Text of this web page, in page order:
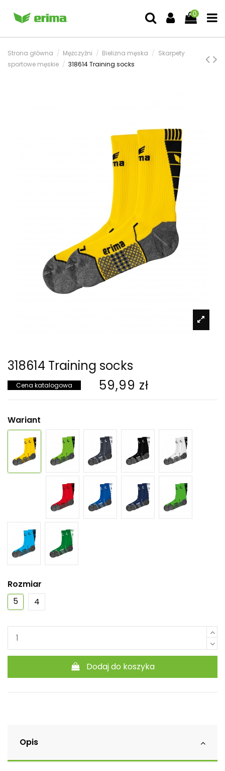
0
Strona główna Mężczyźni Bielizna męska
Skarpety
sportowe męskie
318614 Training socks
318614 Training socks
Cena katalogowa 59,99 zł
Wariant
Rozmiar
5
4
Dodaj do koszyka
Opis